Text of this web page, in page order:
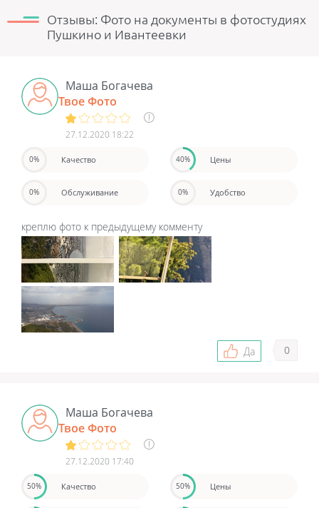
Отзывы: Фото на документы в фотостудиях
Пушкино и Ивантеевки
Маша Богачева
Твое Фото
27.12.2020 18:22
0% Качество 40% Цены
0% Обслуживание 0% Удобство
креплю фото к предыдущему комменту
Да 0
Маша Богачева
Твое Фото
27.12.2020 17:40
50% Качество 50% Цены